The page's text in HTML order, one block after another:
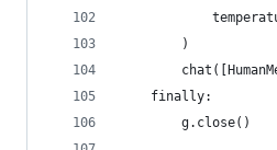
        )
    finally:
        g.close()